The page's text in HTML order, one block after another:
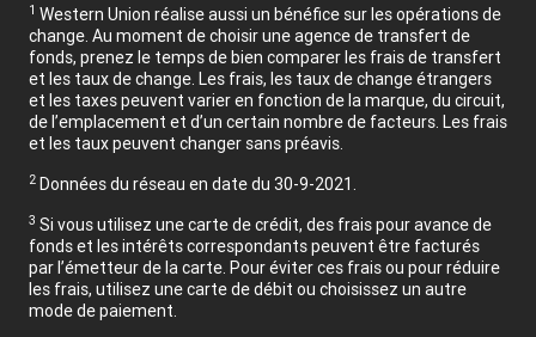
1 Western Union réalise aussi un bénéfice sur les opérations de
change. Au moment de choisir une agence de transfert de
fonds, prenez le temps de bien comparer les frais de transfert
et les taux de change. Les frais, les taux de change étrangers
et les taxes peuvent varier en fonction de la marque, du circuit,
de l’emplacement et d’un certain nombre de facteurs. Les frais
et les taux peuvent changer sans préavis.
2 Données du réseau en date du 30-9-2021.
3 Si vous utilisez une carte de crédit, des frais pour avance de
fonds et les intérêts correspondants peuvent être facturés
par l’émetteur de la carte. Pour éviter ces frais ou pour réduire
les frais, utilisez une carte de débit ou choisissez un autre
mode de paiement.